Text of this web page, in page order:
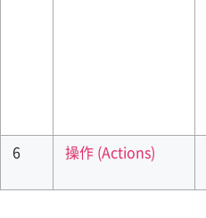
6 操作 (Actions)